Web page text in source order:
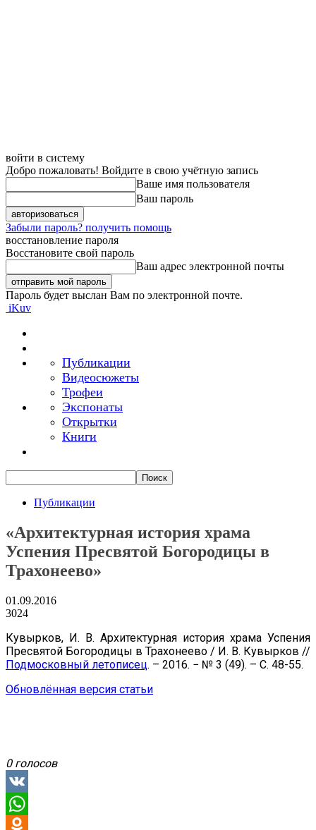
войти в систему
Добро пожаловать! Войдите в свою учётную запись
Ваше имя пользователя
Ваш пароль
Забыли пароль? получить помощь
восстановление пароля
Восстановите свой пароль
Ваш адрес электронной почты
Пароль будет выслан Вам по электронной почте.
iKuv
Публикации
Видеосюжеты
Трофеи
Экспонаты
Открытки
Книги
Публикации
«Архитектурная история храма
Успения Пресвятой Богородицы в
Трахонеево»
01.09.2016
3024
Кувырков, И. В. Архитектурная история храма Успения
Пресвятой Богородицы в Трахонеево / И. В. Кувырков //
Подмосковный летописец. – 2016. − № 3 (49). – С. 48-55.
Обновлённая версия статьи
0 голосов
VK
WhatsApp